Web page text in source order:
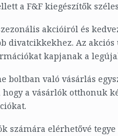
a F&F kiegészítők
akcióiról és
divatcikkekhez. Az
kapjanak a
boltban való vásárlás
a vásárlók otthonuk
számára elérhetővé